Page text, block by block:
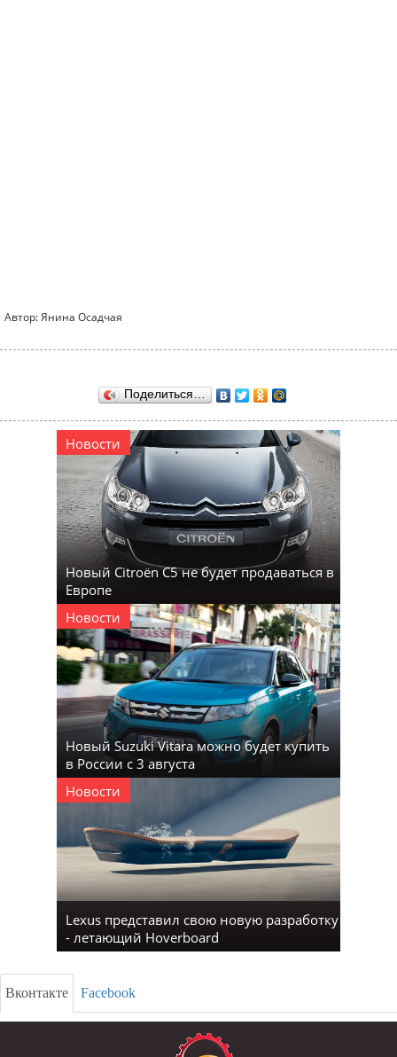
Автор: Янина Осадчая
Поделиться…
Новости
Новый Citroën C5 не будет продаваться в
Европе
Новости
Новый Suzuki Vitara можно будет купить
в России с 3 августа
Новости
Lexus представил свою новую разработку
- летающий Hoverboard
Вконтакте Facebook